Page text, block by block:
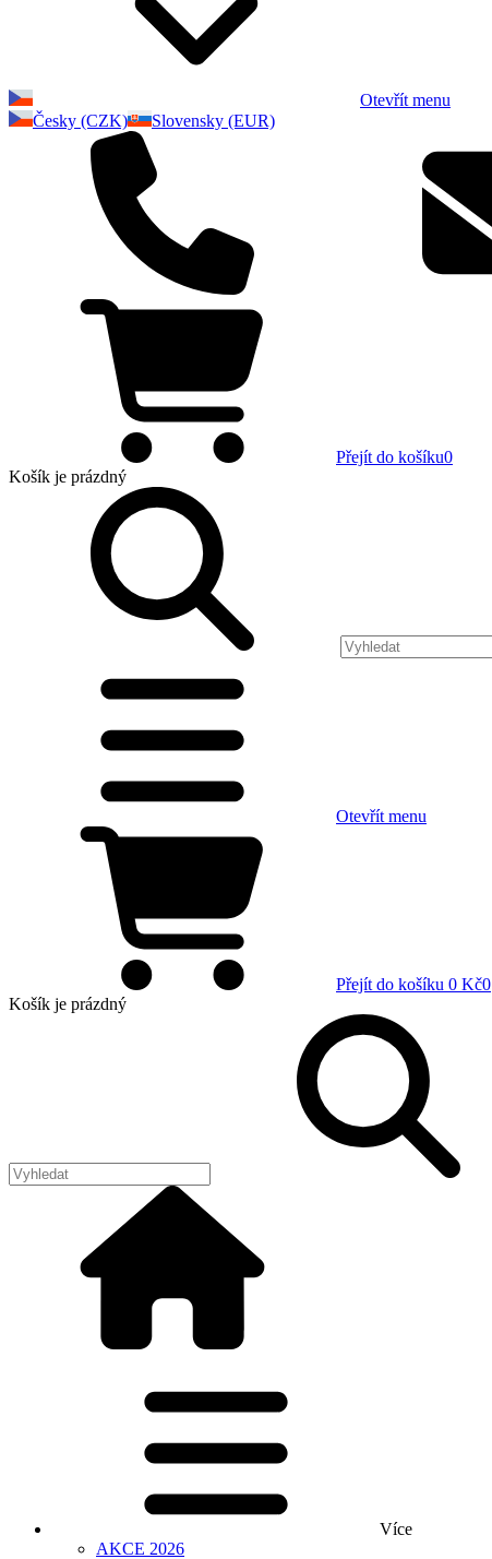
Otevřít menu
Česky (CZK)
Slovensky (EUR)
Přejít do košíku0
Košík je prázdný
Otevřít menu
Přejít do košíku 0 Kč0
Košík je prázdný
Více
AKCE 2026